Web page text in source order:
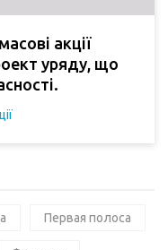
акції
уряду, що
Первая полоса